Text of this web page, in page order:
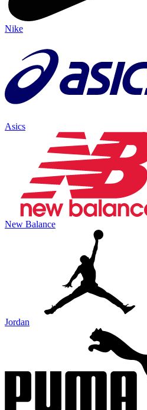
Nike
Asics
New Balance
Jordan